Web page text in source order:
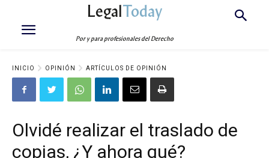
LegalToday
Por y para profesionales del Derecho
INICIO OPINIÓN ARTÍCULOS DE OPINIÓN
Olvidé realizar el traslado de
copias, ¿Y ahora qué?